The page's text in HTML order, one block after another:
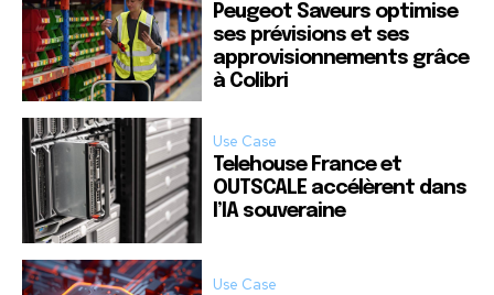
Peugeot Saveurs optimise
ses prévisions et ses
approvisionnements grâce
à Colibri
Use Case
Telehouse France et
OUTSCALE accélèrent dans
l’IA souveraine
Use Case